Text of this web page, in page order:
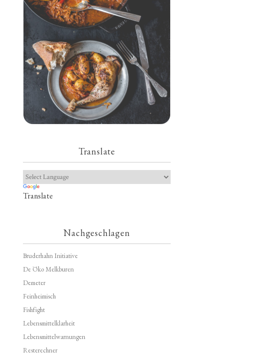
Geschmorte Hähnchenschenkel auf
Paprikakraut und kleinen Kartoffeln
Translate
Translate
Nachgeschlagen
Bruderhahn Initiative
De Öko Melkburen
Demeter
Feinheimisch
Fishfight
Lebensmittelklarheit
Lebensmittelwarnungen
Resterechner